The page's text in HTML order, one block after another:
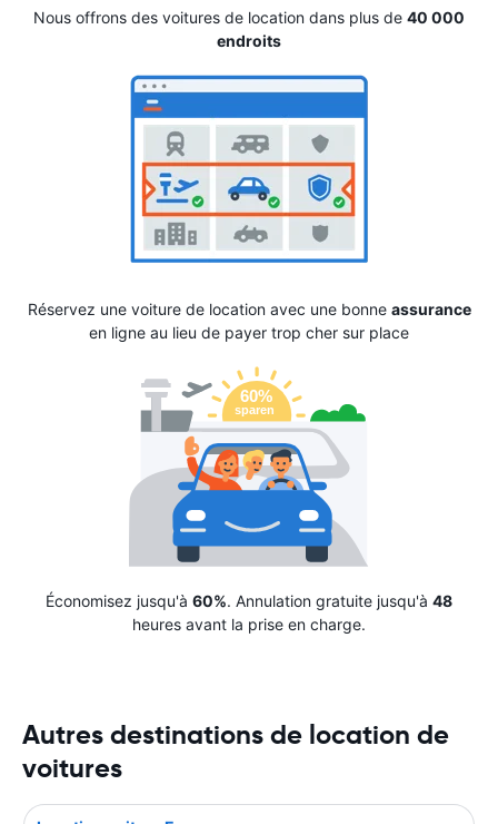
Nous offrons des voitures de location dans plus de 40 000
endroits
Réservez une voiture de location avec une bonne assurance
en ligne au lieu de payer trop cher sur place
Économisez jusqu'à 60%. Annulation gratuite jusqu'à 48
heures avant la prise en charge.
Autres destinations de location de
voitures